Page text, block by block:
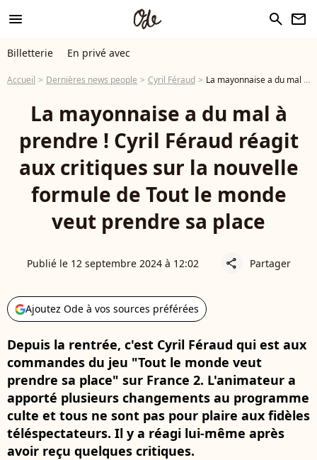
menu search newsletter
Billetterie En privé avec
Accueil Dernières news people Cyril Féraud La mayonnaise a du mal à prendre ! Cyril Féraud réagit aux critiques sur la nouvelle formule de Tout le monde veut prendre sa place
La mayonnaise a du mal à
prendre ! Cyril Féraud réagit
aux critiques sur la nouvelle
formule de Tout le monde
veut prendre sa place
Publié le 12 septembre 2024 à 12:02 share Partager
Ajoutez Ode à vos sources préférées
Depuis la rentrée, c'est Cyril Féraud qui est aux
commandes du jeu "Tout le monde veut
prendre sa place" sur France 2. L'animateur a
apporté plusieurs changements au programme
culte et tous ne sont pas pour plaire aux fidèles
téléspectateurs. Il y a réagi lui-même après
avoir reçu quelques critiques.